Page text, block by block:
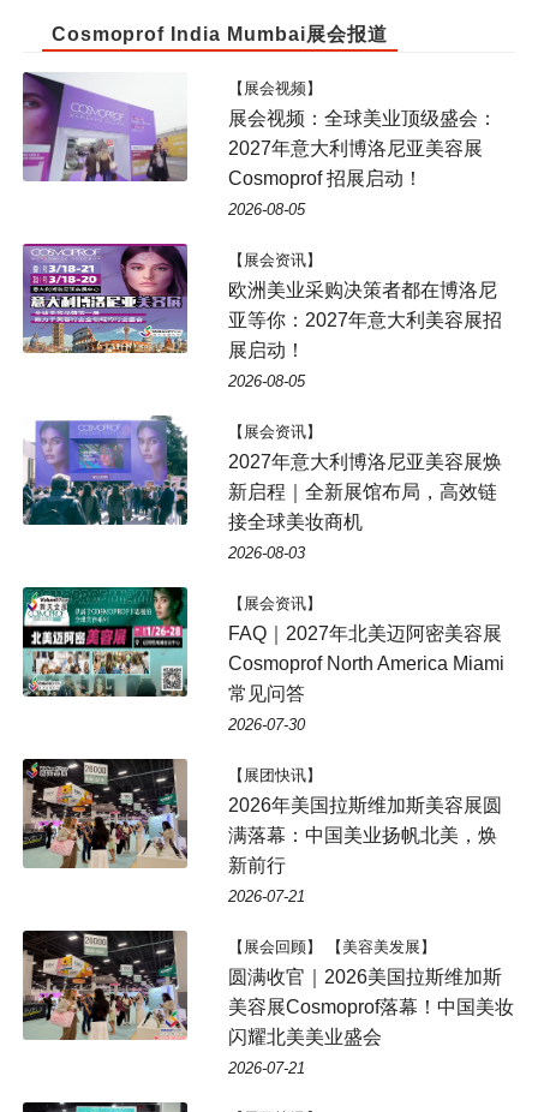
Cosmoprof India Mumbai展会报道
【展会视频】
展会视频：全球美业顶级盛会：
2027年意大利博洛尼亚美容展
Cosmoprof 招展启动！
2026-08-05
【展会资讯】
欧洲美业采购决策者都在博洛尼
亚等你：2027年意大利美容展招
展启动！
2026-08-05
【展会资讯】
2027年意大利博洛尼亚美容展焕
新启程｜全新展馆布局，高效链
接全球美妆商机
2026-08-03
【展会资讯】
FAQ｜2027年北美迈阿密美容展
Cosmoprof North America Miami
常见问答
2026-07-30
【展团快讯】
2026年美国拉斯维加斯美容展圆
满落幕：中国美业扬帆北美，焕
新前行
2026-07-21
【展会回顾】 【美容美发展】
圆满收官｜2026美国拉斯维加斯
美容展Cosmoprof落幕！中国美妆
闪耀北美美业盛会
2026-07-21